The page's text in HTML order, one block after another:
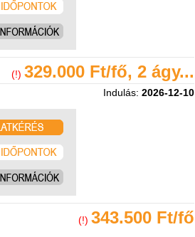
(!) 329.000 Ft/fő, 2 ágy...
Indulás: 2026-12-10
(!) 343.500 Ft/fő